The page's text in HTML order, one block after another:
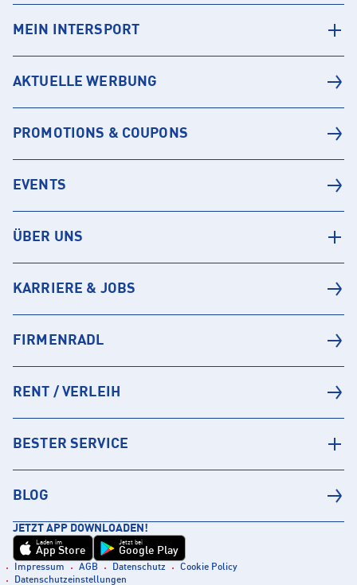
MEIN INTERSPORT
AKTUELLE WERBUNG
PROMOTIONS & COUPONS
EVENTS
ÜBER UNS
KARRIERE & JOBS
FIRMENRADL
RENT / VERLEIH
BESTER SERVICE
BLOG
JETZT APP DOWNLOADEN!
Laden im
App Store
Jetzt bei
Google Play
Impressum AGB Datenschutz
Cookie Policy
Datenschutzeinstellungen